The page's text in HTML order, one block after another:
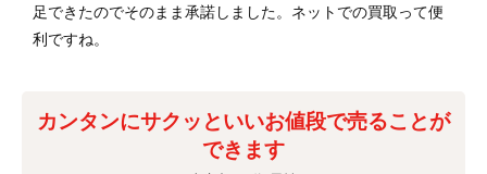
足できたのでそのまま承諾しました。ネットでの買取って便
利ですね。
カンタンにサクッといいお値段で売ることが
できます